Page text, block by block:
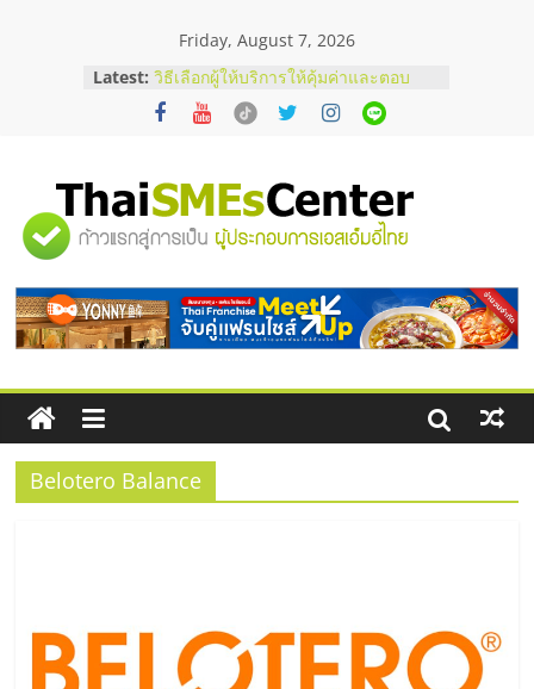
Friday, August 7, 2026
Latest: บริษัท Cybersecurity ในไทยที่ไหนดี?
วิธีเลือกผู้ให้บริการให้คุ้มค่าและตอบ
โจทย์ธุรกิจ
สัมมนาออนไลน์ โอกาสบริหารสถานี
บริการน้ำมัน Shell
สัมมนาลงทุน แฟรนไชส์ยอนนี่
ไชส์ ครั้งที่ 8
ร้านเครื่องเสียงคุณภาพสูง พร้อม
โซลูชันระบบภาพและเสียง
"ศูนย์
รวม
ข้อมูล
ธุรกิจ
SME
ประเทศไทย,
Belotero Balance